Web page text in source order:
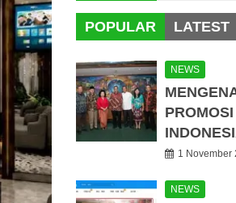
POPULAR LATEST
NEWS
1 November
NEWS